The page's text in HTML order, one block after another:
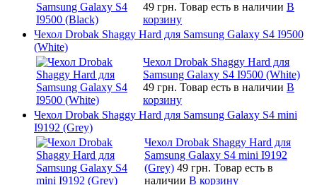
49 грн. Товар есть в наличии В
корзину
Чехол Drobak Shaggy Hard для Samsung Galaxy S4 I9500
(White)
Чехол Drobak Shaggy Hard для
Samsung Galaxy S4 I9500 (White)
49 грн. Товар есть в наличии В
корзину
Чехол Drobak Shaggy Hard для Samsung Galaxy S4 mini
I9192 (Grey)
Чехол Drobak Shaggy Hard для
Samsung Galaxy S4 mini I9192
(Grey) 49 грн. Товар есть в
наличии В корзину